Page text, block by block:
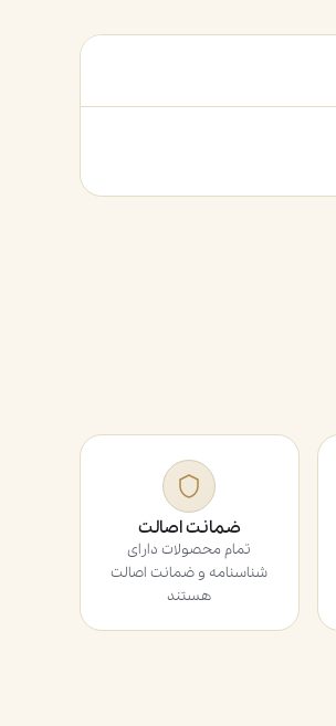
ضمانت اصالت
تمام محصولات دارای
شناسنامه و ضمانت اصالت
هستند